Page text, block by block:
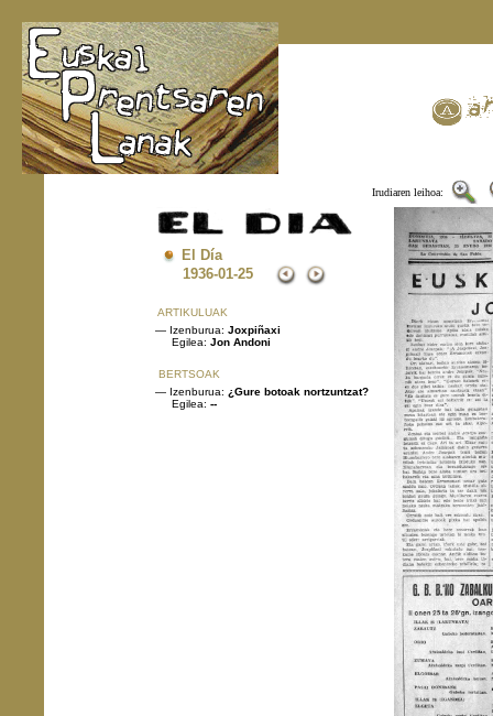
Irudiaren leihoa:
El Día
1936-01-25
ARTIKULUAK
— Izenburua: Joxpiñaxi
Egilea: Jon Andoni
BERTSOAK
— Izenburua: ¿Gure botoak nortzuntzat?
Egilea: --